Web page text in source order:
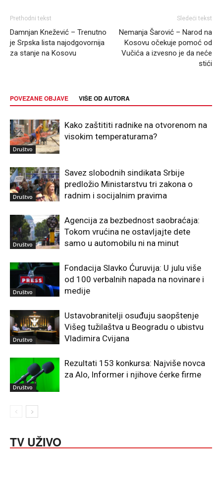
Prethodni tekst
Damnjan Knežević – Trenutno
je Srpska lista najodgovornija
za stanje na Kosovu
Sledeći tekst
Nemanja Šarović – Narod na
Kosovu očekuje pomoć od
Vučića a izvesno je da neće
stići
POVEZANE OBJAVE VIŠE OD AUTORA
Društvo
Kako zaštititi radnike na otvorenom na
visokim temperaturama?
Društvo
Savez slobodnih sindikata Srbije
predložio Ministarstvu tri zakona o
radnim i socijalnim pravima
Društvo
Agencija za bezbednost saobraćaja:
Tokom vrućina ne ostavljajte dete
samo u automobilu ni na minut
Društvo
Fondacija Slavko Ćuruvija: U julu više
od 100 verbalnih napada na novinare i
medije
Društvo
Ustavobranitelji osuđuju saopštenje
Višeg tužilaštva u Beogradu o ubistvu
Vladimira Cvijana
Društvo
Rezultati 153 konkursa: Najviše novca
za Alo, Informer i njihove ćerke firme
TV UŽIVO